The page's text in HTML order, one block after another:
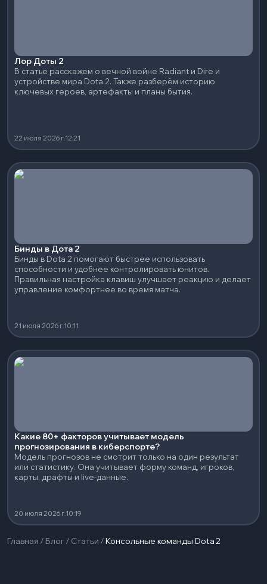
Лор Доты 2
В статье расскажем о вечной войне Radiant и Dire и
устройстве мира Dota 2. Также разберём историю
ключевых героев, артефакты и планы бытия.
22 июля 2026 г.12:21
Бинды в Дота 2
Бинды в Dota 2 помогают быстрее использовать
способности и удобнее контролировать юнитов.
Правильная настройка клавиш улучшает реакцию и делает
управление комфортнее во время матча.
21 июля 2026 г.10:11
Какие 80+ факторов учитывает модель
прогнозирования в киберспорте?
Модель прогнозов не смотрит только на один результат
или статистику. Она учитывает форму команд, игроков,
карты, драфты и live-данные.
20 июля 2026 г.10:19
Главная / Блог/ Статьи /Консольные команды Dota 2